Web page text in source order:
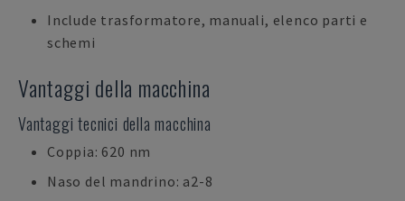
Include trasformatore, manuali, elenco parti e
schemi
Vantaggi della macchina
Vantaggi tecnici della macchina
Coppia: 620 nm
Naso del mandrino: a2-8